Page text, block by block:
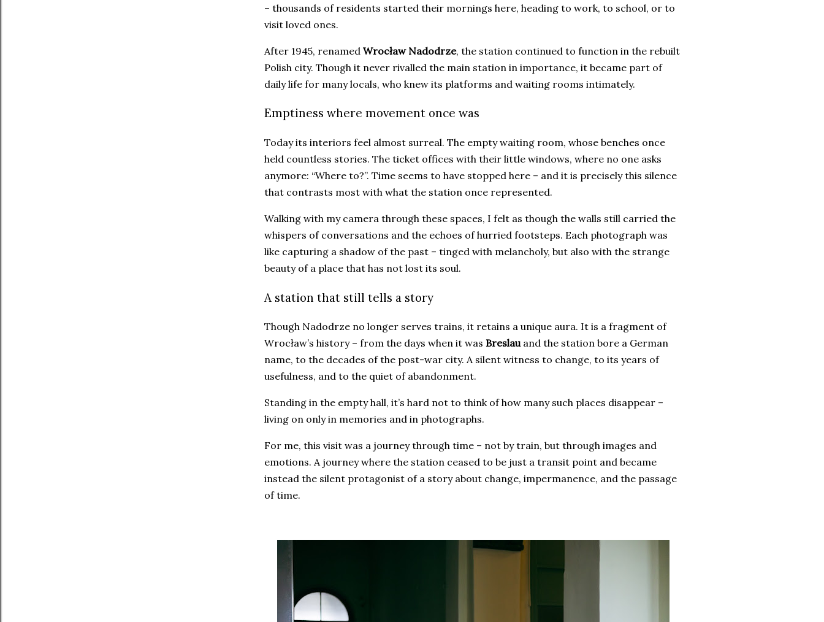
– thousands of residents started their mornings here, heading to work, to school, or to
visit loved ones.
After 1945, renamed Wrocław Nadodrze, the station continued to function in the rebuilt
Polish city. Though it never rivalled the main station in importance, it became part of
daily life for many locals, who knew its platforms and waiting rooms intimately.
Emptiness where movement once was
Today its interiors feel almost surreal. The empty waiting room, whose benches once
held countless stories. The ticket offices with their little windows, where no one asks
anymore: “Where to?”. Time seems to have stopped here – and it is precisely this silence
that contrasts most with what the station once represented.
Walking with my camera through these spaces, I felt as though the walls still carried the
whispers of conversations and the echoes of hurried footsteps. Each photograph was
like capturing a shadow of the past – tinged with melancholy, but also with the strange
beauty of a place that has not lost its soul.
A station that still tells a story
Though Nadodrze no longer serves trains, it retains a unique aura. It is a fragment of
Wrocław’s history – from the days when it was Breslauand the station bore a German
name, to the decades of the post-war city. A silent witness to change, to its years of
usefulness, and to the quiet of abandonment.
Standing in the empty hall, it’s hard not to think of how many such places disappear –
living on only in memories and in photographs.
For me, this visit was a journey through time – not by train, but through images and
emotions. A journey where the station ceased to be just a transit point and became
instead the silent protagonist of a story about change, impermanence, and the passage
of time.